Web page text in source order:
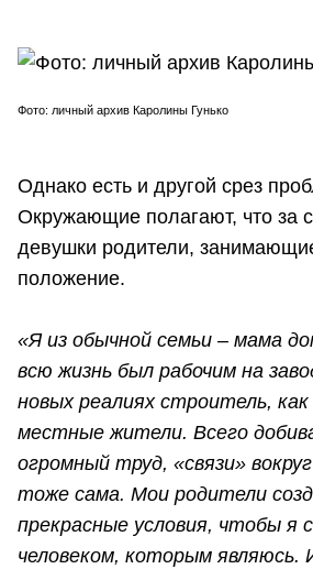
Фото: личный архив Каролины Гунько
Однако есть и другой срез
Окружающие полагают, что за
девушки родители,
положение.
«Я из обычной семьи – мама
всю жизнь был рабочим на
новых реалиях строитель,
местные жители. Всего
огромный труд, «связи»
тоже сама. Мои родители
прекрасные условия, чтобы я
человеком, которым являюсь.